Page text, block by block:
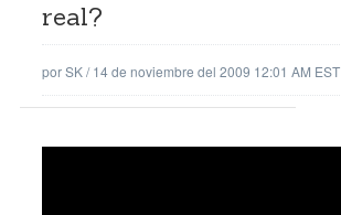
real?
porSK/14 de noviembre del 2009 12:01 AM EST